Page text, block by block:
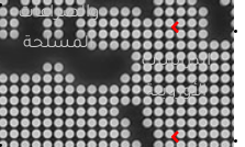
الدراسات
الأوروبية
والصراعات
المسلحة